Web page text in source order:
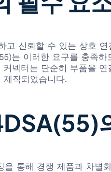
고 신뢰할 수 있는 상호
는 이러한 요구를 충족
넥터는 단순히 부품을
작되었습니다.
통해 경쟁 제품과 차별